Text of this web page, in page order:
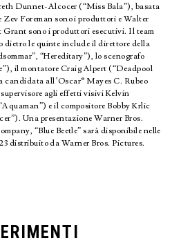
Dunnet-Alcocer (“Miss Bala”), basata
Foreman sono i produttori e Walter
Grant sono i produttori esecutivi. Il team
dietro le quinte include il direttore della
“Hereditary”), lo scenografo
il montatore Craig Alpert (“Deadpool
candidata all’Oscar® Mayes C. Rubeo
agli effetti visivi Kelvin
e il compositore Bobby Krlic
Una presentazione Warner Bros.
“Blue Beetle” sarà disponibile nelle
distribuito da Warner Bros. Pictures.